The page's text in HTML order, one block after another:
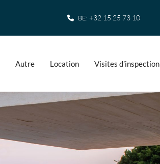
BE:+32 15 25 73 10
Autre Location Visites d’inspection